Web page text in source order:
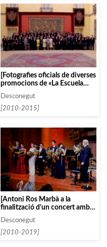
[Fotografies oficials de diverses
promocions de «La Escuela
Superior de Música Reina
Sofía» amb la Reina Sofía, la
infanta Margarita, Antoni Ros
Desconegut
[2010-2015]
[Antoni Ros Marbà a la
finalització d’un concert amb
joves músics de «La Escuela
Superior de Música Reina
Sofía»]
Desconegut
[2010-2019]